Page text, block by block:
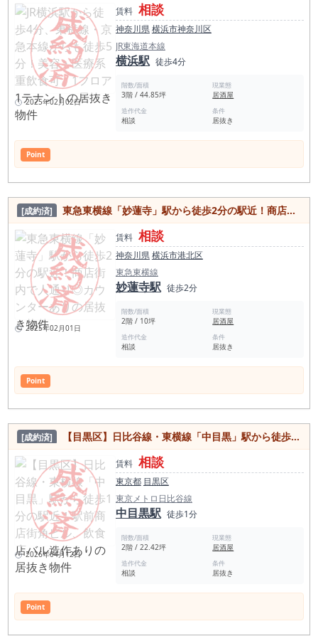
2025年02月02日
賃料 相談
神奈川県横浜市神奈川区
JR東海道本線
横浜駅 徒歩4分
階数/面積
3階 / 44.85坪
現業態
居酒屋
造作代金
相談
条件
居抜き
Point
[成約済] 東急東横線「妙蓮寺」駅から徒歩2分の駅近！商店街内で人通り◎カウンターありの居抜き物件
2025年02月01日
賃料 相談
神奈川県横浜市港北区
東急東横線
妙蓮寺駅 徒歩2分
階数/面積
2階 / 10坪
現業態
居酒屋
造作代金
相談
条件
居抜き
Point
[成約済] 【目黒区】日比谷線・東横線「中目黒」駅から徒歩1分の駅近！駅前商店街角ビル、飲食店バル造作ありの居抜き物件
2026年04月12日
賃料 相談
東京都 目黒区
東京メトロ日比谷線
中目黒駅 徒歩1分
階数/面積
2階 / 22.42坪
現業態
居酒屋
造作代金
相談
条件
居抜き
Point